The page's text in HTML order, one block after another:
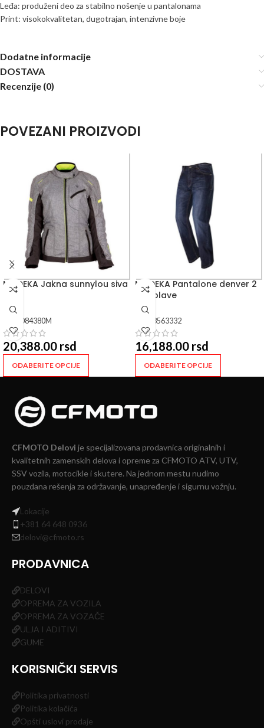
Leđa: produženi deo za stabilno nošenje u pantalonama
Print: visokokvalitetan, dugotrajan, intenzivne boje
Dodatne informacije
DOSTAVA
Recenzije (0)
POVEZANI PROIZVODI
MODEKA Jakna sunnylou siva
084380M
20,388.00 rsd
ODABERITE OPCIJE
MODEKA Pantalone denver 2
pro plave
8563332
16,188.00 rsd
ODABERITE OPCIJE
CFMOTO Delovi je specijalizovana prodavnica originalnih i
kvalitetnih zamenskih delova i opreme za CFMOTO ATV, UTV,
SSV vozila, motocikle i skutere. Na jednom mestu nudimo
pouzdana rešenja za održavanje, unapređenje i sigurnu vožnju.
Lokacije
+381 64 648 0936
delovi@cfmoto.rs
PRODAVNICA
DELOVI
OPREMA ZA VOZILA
OPREMA ZA VOZAČE
ULJA I ADITIVI
GUME
KORISNIČKI SERVIS
Politika privatnosti
Politika kolačića
Opšti uslovi prodaje